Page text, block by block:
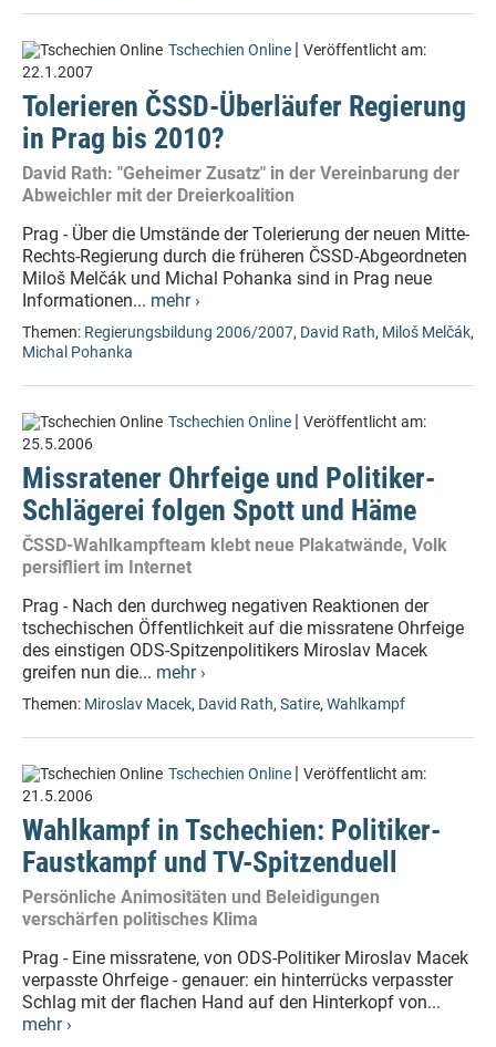
Tschechien Online | Veröffentlicht am:
22.1.2007
Tolerieren ČSSD-Überläufer Regierung
in Prag bis 2010?
David Rath: "Geheimer Zusatz" in der Vereinbarung der
Abweichler mit der Dreierkoalition
Prag - Über die Umstände der Tolerierung der neuen Mitte-
Rechts-Regierung durch die früheren ČSSD-Abgeordneten
Miloš Melčák und Michal Pohanka sind in Prag neue
Informationen... mehr ›
Themen: Regierungsbildung 2006/2007, David Rath, Miloš Melčák,
Michal Pohanka
Tschechien Online | Veröffentlicht am:
25.5.2006
Missratener Ohrfeige und Politiker-
Schlägerei folgen Spott und Häme
ČSSD-Wahlkampfteam klebt neue Plakatwände, Volk
persifliert im Internet
Prag - Nach den durchweg negativen Reaktionen der
tschechischen Öffentlichkeit auf die missratene Ohrfeige
des einstigen ODS-Spitzenpolitikers Miroslav Macek
greifen nun die... mehr ›
Themen: Miroslav Macek, David Rath, Satire, Wahlkampf
Tschechien Online | Veröffentlicht am:
21.5.2006
Wahlkampf in Tschechien: Politiker-
Faustkampf und TV-Spitzenduell
Persönliche Animositäten und Beleidigungen
verschärfen politisches Klima
Prag - Eine missratene, von ODS-Politiker Miroslav Macek
verpasste Ohrfeige - genauer: ein hinterrücks verpasster
Schlag mit der flachen Hand auf den Hinterkopf von...
mehr ›